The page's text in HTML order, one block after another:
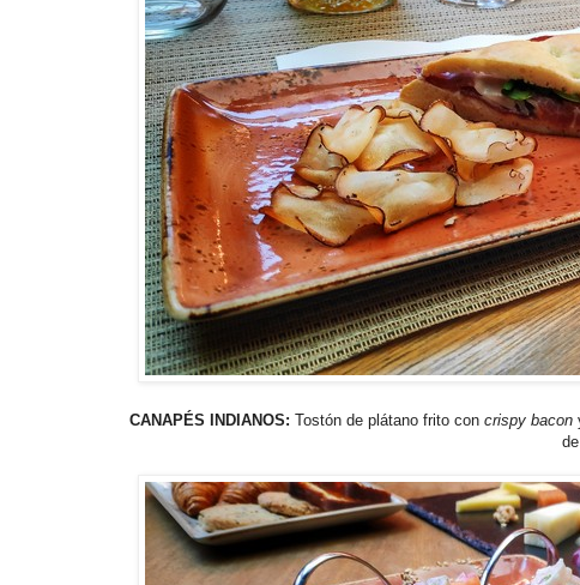
CANAPÉS INDIANOS: Tostón de plátano frito con crispy bacon